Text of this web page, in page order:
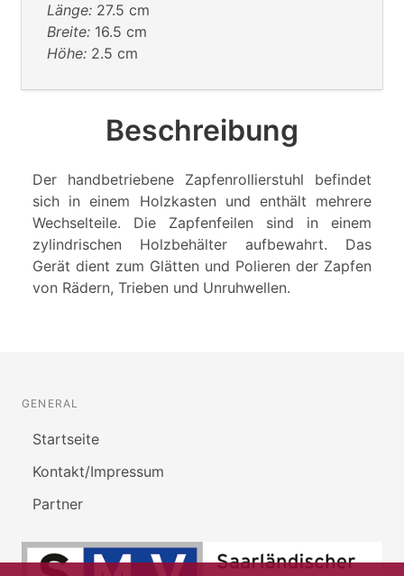
Länge: 27.5 cm
Breite: 16.5 cm
Höhe: 2.5 cm
Beschreibung
Der handbetriebene Zapfenrollierstuhl befindet
sich in einem Holzkasten und enthält mehrere
Wechselteile. Die Zapfenfeilen sind in einem
zylindrischen Holzbehälter aufbewahrt. Das
Gerät dient zum Glätten und Polieren der Zapfen
von Rädern, Trieben und Unruhwellen.
GENERAL
Startseite
Kontakt/Impressum
Partner